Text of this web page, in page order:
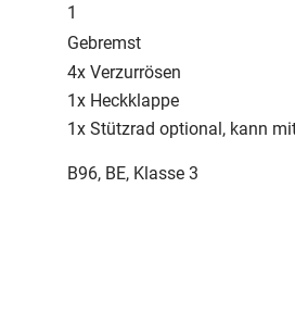
1
Gebremst
4x Verzurrösen
1x Heckklappe
1x Stützrad optional, kann
B96, BE, Klasse 3